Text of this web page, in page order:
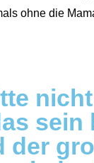
ohne die
sein